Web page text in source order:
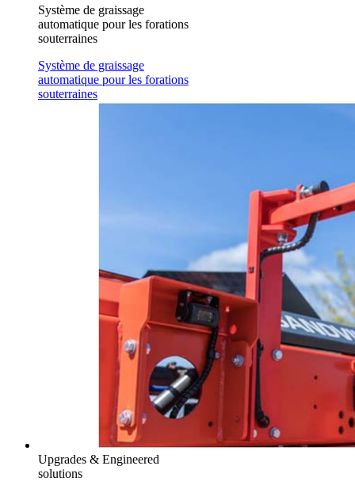
Système de graissage
automatique pour les forations
souterraines
Système de graissage
automatique pour les forations
souterraines
Upgrades & Engineered
solutions